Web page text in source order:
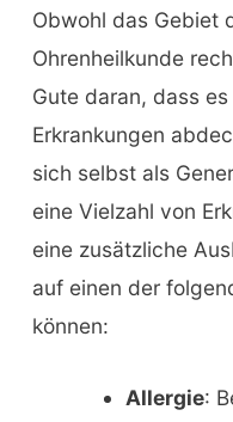
Obwohl das Gebiet
Ohrenheilkunde
Gute daran, dass
Erkrankungen
sich selbst als
eine Vielzahl von
eine zusätzliche
auf einen der
können:
Allergie: